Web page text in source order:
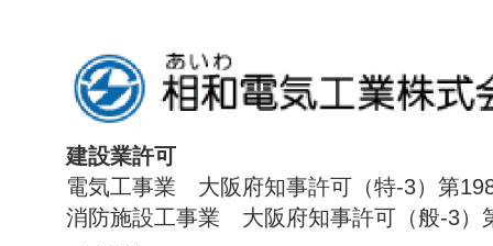
建設業許可
電気工事業 大阪府知事許可（特-3）第
消防施設工事業 大阪府知事許可（般-3）